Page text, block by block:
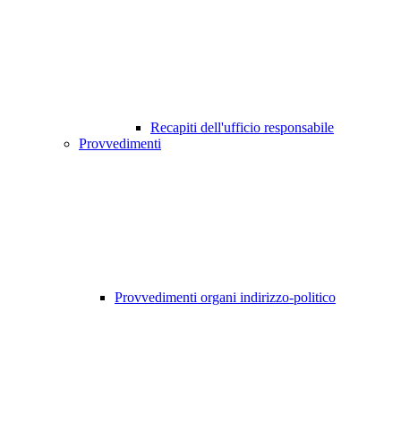
Recapiti dell'ufficio responsabile
Provvedimenti
Provvedimenti organi indirizzo-politico